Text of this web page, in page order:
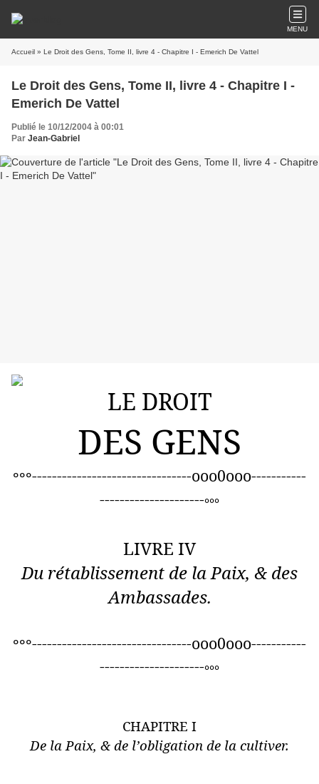
MENU
Accueil » Le Droit des Gens, Tome II, livre 4 - Chapitre I - Emerich De Vattel
Le Droit des Gens, Tome II, livre 4 - Chapitre I -
Emerich De Vattel
Publié le 10/12/2004 à 00:01
Par Jean-Gabriel
LE DROIT
DES GENS
°°°--------------------------------ooo0ooo-----------
---------------------°°°
LIVRE IV
Du rétablissement de la Paix, & des
Ambassades.
°°°--------------------------------ooo0ooo-----------
---------------------°°°
CHAPITRE I
De la Paix, & de l’obligation de la cultiver.